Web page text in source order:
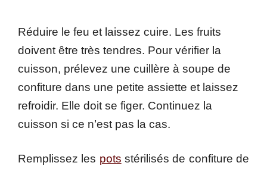
Réduire le feu et laissez cuire. Les fruits
doivent être très tendres. Pour vérifier la
cuisson, prélevez une cuillère à soupe de
confiture dans une petite assiette et laissez
refroidir. Elle doit se figer. Continuez la
cuisson si ce n’est pas la cas.
Remplissez les pots stérilisés de confiture de